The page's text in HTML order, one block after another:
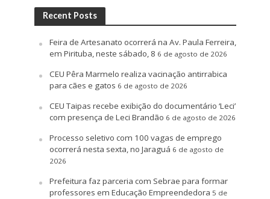
Recent Posts
Feira de Artesanato ocorrerá na Av. Paula Ferreira,
em Pirituba, neste sábado, 8 6 de agosto de 2026
CEU Pêra Marmelo realiza vacinação antirrabica
para cães e gatos 6 de agosto de 2026
CEU Taipas recebe exibição do documentário ‘Leci’
com presença de Leci Brandão 6 de agosto de 2026
Processo seletivo com 100 vagas de emprego
ocorrerá nesta sexta, no Jaraguá 6 de agosto de
2026
Prefeitura faz parceria com Sebrae para formar
professores em Educação Empreendedora 5 de